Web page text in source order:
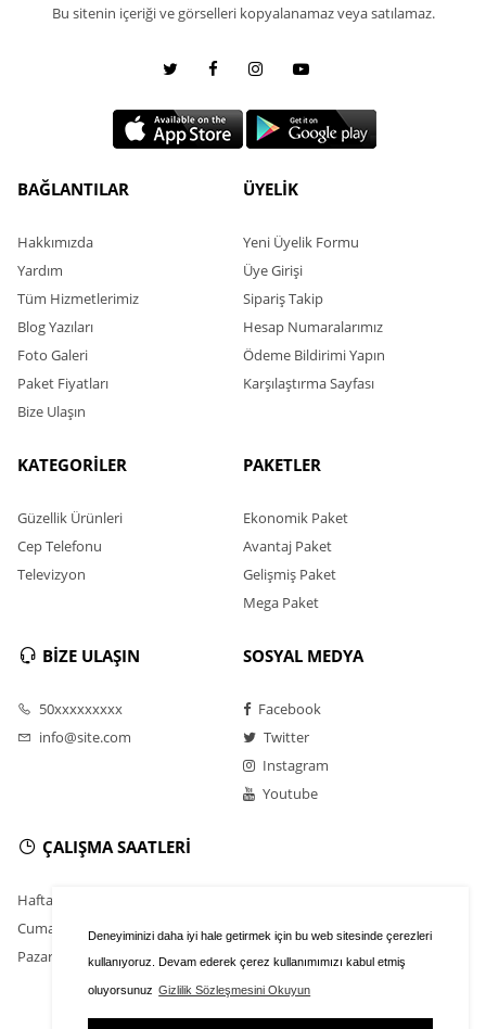
Deneyiminizi daha iyi hale getirmek için bu web sitesinde çerezleri
kullanıyoruz. Devam ederek çerez kullanımımızı kabul etmiş
oluyorsunuz Gizlilik Sözleşmesini Okuyun
Bu sitenin içeriği ve görselleri kopyalanamaz veya satılamaz.
BAĞLANTILAR
Hakkımızda
Yardım
Tüm Hizmetlerimiz
Blog Yazıları
Foto Galeri
Paket Fiyatları
Bize Ulaşın
ÜYELİK
Yeni Üyelik Formu
Üye Girişi
Sipariş Takip
Hesap Numaralarımız
Ödeme Bildirimi Yapın
Karşılaştırma Sayfası
KATEGORİLER
Güzellik Ürünleri
Cep Telefonu
Televizyon
PAKETLER
Ekonomik Paket
Avantaj Paket
Gelişmiş Paket
Mega Paket
BİZE ULAŞIN
50xxxxxxxxx
info@site.com
SOSYAL MEDYA
Facebook
Twitter
Instagram
Youtube
ÇALIŞMA SAATLERİ
Hafta İçi : 9.00 - 18.30
Cumartesi : 11.00 - 16.00
Pazar : Kapalı